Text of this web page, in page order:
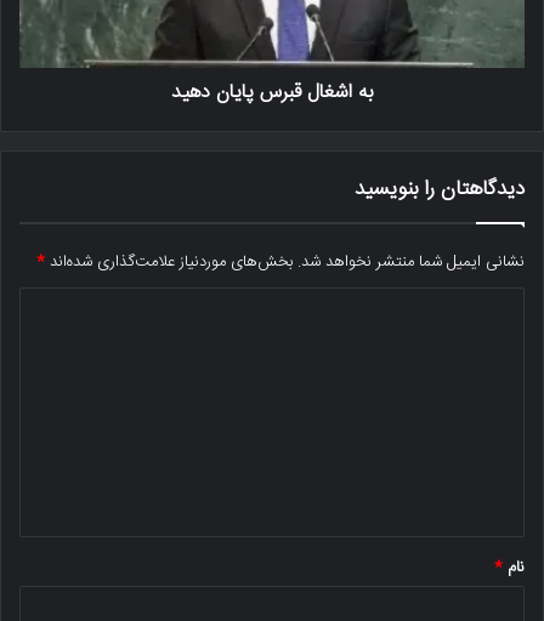
به اشغال قبرس پایان دهید
دیدگاهتان را بنویسید
نشانی ایمیل شما منتشر نخواهد شد. بخش‌های موردنیاز علامت‌گذاری شده‌اند*
نام *